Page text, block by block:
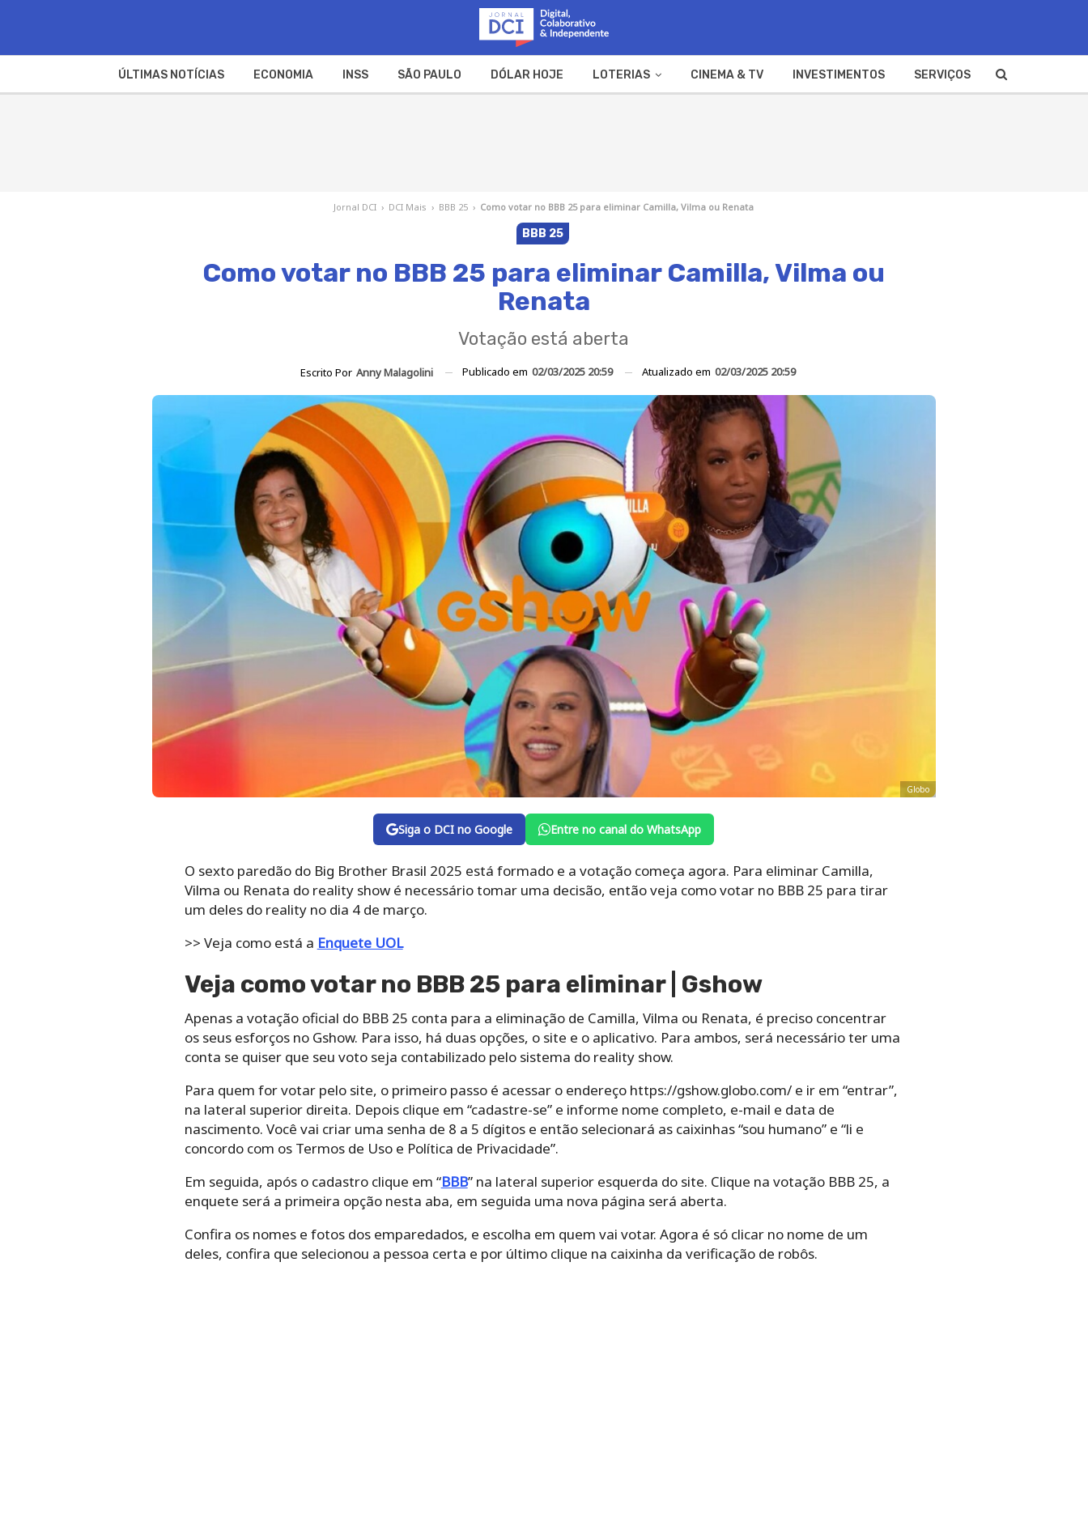
ÚLTIMAS NOTÍCIAS ECONOMIA INSS SÃO PAULO DÓLAR HOJE LOTERIAS CINEMA & TV INVESTIMENTOS SERVIÇOS
Jornal DCI › DCI Mais › BBB 25 › Como votar no BBB 25 para eliminar Camilla, Vilma ou Renata
BBB 25
Como votar no BBB 25 para eliminar Camilla, Vilma ou
Renata
Votação está aberta
Escrito Por Anny Malagolini Publicado em 02/03/2025 20:59 Atualizado em 02/03/2025 20:59
Globo
Siga o DCI no Google Entre no canal do WhatsApp
O sexto paredão do Big Brother Brasil 2025 está formado e a votação começa agora. Para eliminar Camilla,
Vilma ou Renata do reality show é necessário tomar uma decisão, então veja como votar no BBB 25 para tirar
um deles do reality no dia 4 de março.
>> Veja como está a Enquete UOL
Veja como votar no BBB 25 para eliminar | Gshow
Apenas a votação oficial do BBB 25 conta para a eliminação de Camilla, Vilma ou Renata, é preciso concentrar
os seus esforços no Gshow. Para isso, há duas opções, o site e o aplicativo. Para ambos, será necessário ter uma
conta se quiser que seu voto seja contabilizado pelo sistema do reality show.
Para quem for votar pelo site, o primeiro passo é acessar o endereço https://gshow.globo.com/ e ir em “entrar”,
na lateral superior direita. Depois clique em “cadastre-se” e informe nome completo, e-mail e data de
nascimento. Você vai criar uma senha de 8 a 5 dígitos e então selecionará as caixinhas “sou humano” e “li e
concordo com os Termos de Uso e Política de Privacidade”.
Em seguida, após o cadastro clique em “BBB” na lateral superior esquerda do site. Clique na votação BBB 25, a
enquete será a primeira opção nesta aba, em seguida uma nova página será aberta.
Confira os nomes e fotos dos emparedados, e escolha em quem vai votar. Agora é só clicar no nome de um
deles, confira que selecionou a pessoa certa e por último clique na caixinha da verificação de robôs.